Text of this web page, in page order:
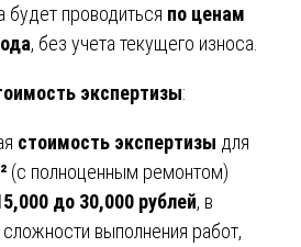
будет проводиться по ценам
, без учета текущего износа.
экспертизы:
стоимость экспертизы для
(с полноценным ремонтом)
до 30,000 рублей, в
выполнения работ,